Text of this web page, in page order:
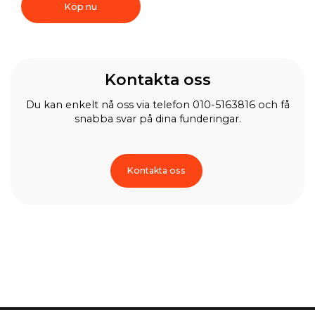
Köp nu
Kontakta oss
Du kan enkelt nå oss via telefon 010-5163816 och få
snabba svar på dina funderingar.
Kontakta oss